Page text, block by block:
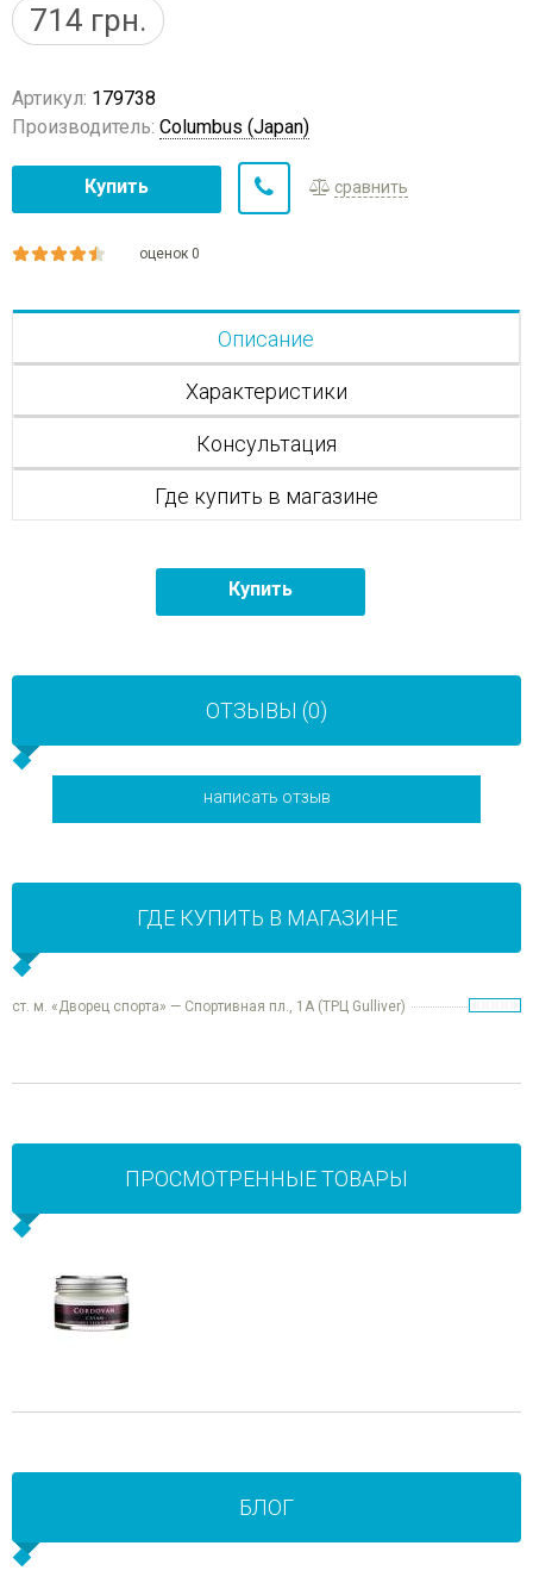
714 грн.
Артикул: 179738
Производитель: Columbus (Japan)
Купить сравнить
оценок 0
Описание
Характеристики
Консультация
Где купить в магазине
Купить
ОТЗЫВЫ (0)
написать отзыв
ГДЕ КУПИТЬ В МАГАЗИНЕ
ст. м. «Дворец спорта» — Спортивная пл., 1А (ТРЦ Gulliver)
ПРОСМОТРЕННЫЕ ТОВАРЫ
БЛОГ